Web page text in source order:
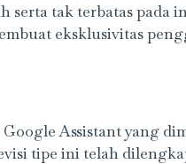
serta tak terbatas pada
eksklusivitas
Assistant yang
tipe ini telah